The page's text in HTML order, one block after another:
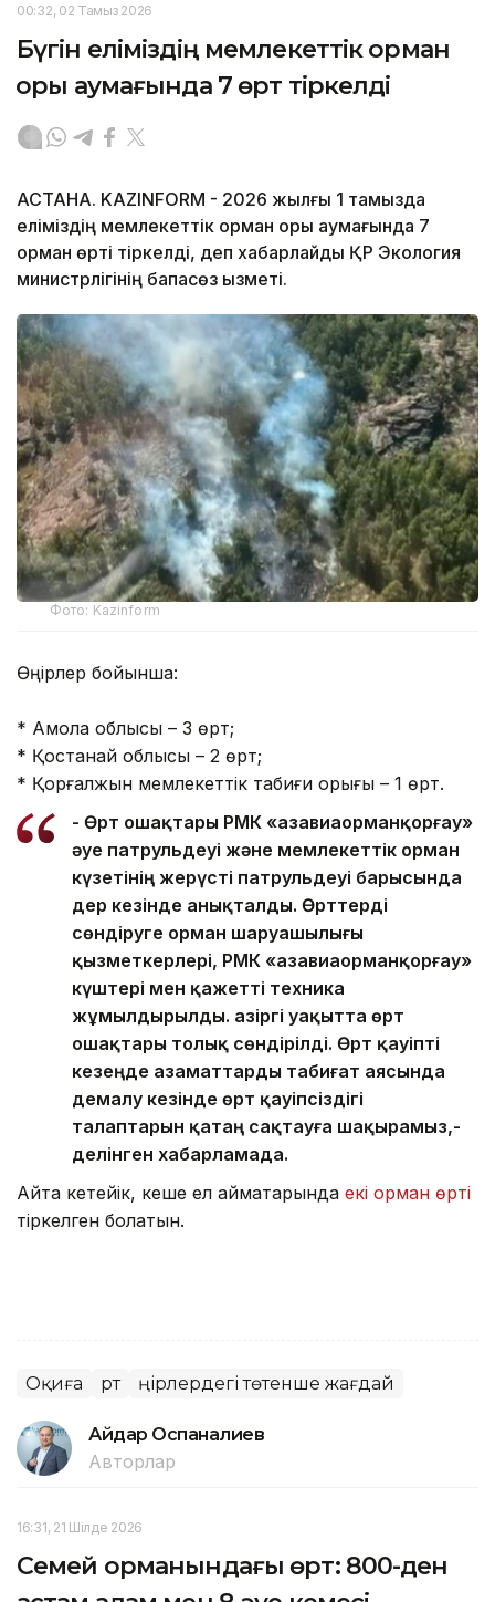
00:32, 02 Тамыз 2026
Бүгін еліміздің мемлекеттік орман
қоры аумағында 7 өрт тіркелді
АСТАНА. KAZINFORM - 2026 жылғы 1 тамызда
еліміздің мемлекеттік орман қоры аумағында 7
орман өрті тіркелді, деп хабарлайды ҚР Экология
министрлігінің бапасөз қызметі.
Фото: Kazinform
Өңірлер бойынша:
* Ақмола облысы – 3 өрт;
* Қостанай облысы – 2 өрт;
* Қорғалжын мемлекеттік табиғи қорығы – 1 өрт.
- Өрт ошақтары РМҚК «Қазавиаорманқорғау»
әуе патрульдеуі және мемлекеттік орман
күзетінің жерүсті патрульдеуі барысында
дер кезінде анықталды. Өрттерді
сөндіруге орман шаруашылығы
қызметкерлері, РМҚК «Қазавиаорманқорғау»
күштері мен қажетті техника
жұмылдырылды. Қазіргі уақытта өрт
ошақтары толық сөндірілді. Өрт қауіпті
кезеңде азаматтарды табиғат аясында
демалу кезінде өрт қауіпсіздігі
талаптарын қатаң сақтауға шақырамыз,-
делінген хабарламада.
Айта кетейік, кеше ел аймақтарында екі орман өрті
тіркелген болатын.
Оқиға Өрт Өңірлердегі төтенше жағдай
Айдар Оспаналиев
Авторлар
16:31, 21 Шілде 2026
Семей орманындағы өрт: 800-ден